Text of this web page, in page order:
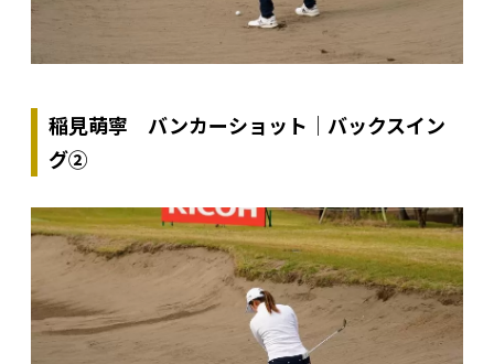
稲見萌寧 バンカーショット｜バックスイン
グ②